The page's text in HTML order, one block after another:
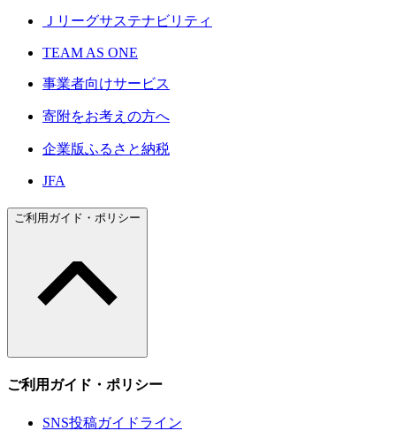
Ｊリーグサステナビリティ
TEAM AS ONE
事業者向けサービス
寄附をお考えの方へ
企業版ふるさと納税
JFA
ご利用ガイド・ポリシー
ご利用ガイド・ポリシー
SNS投稿ガイドライン